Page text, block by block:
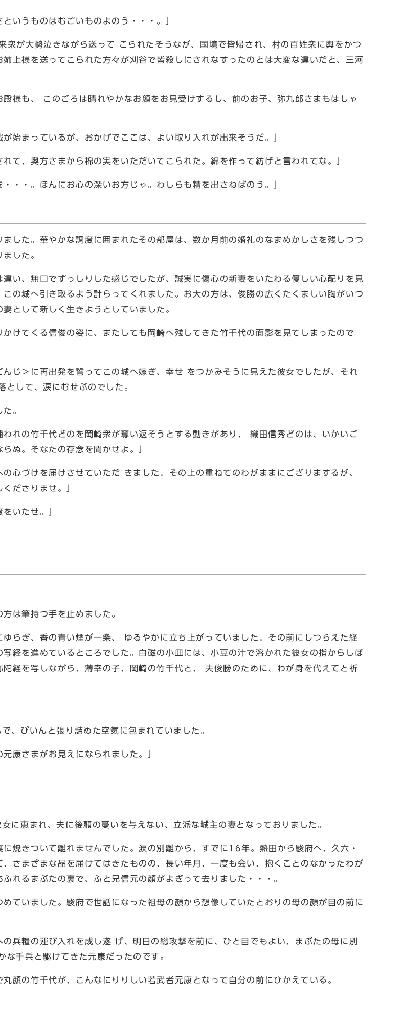
いうものはむごいものよのう・・・。」
衆が大勢泣きながら送って こられたそうなが、国境で皆帰され、村の百姓衆に輿をかつ
上様を送ってこられた方々が刈谷で皆殺しにされなすったのとは大変な違いだと、三河
様も、 このごろは晴れやかなお顔をお見受けするし、前のお子、弥九郎さまもはしゃ
始まっているが、おかげでここは、よい取り入れが出来そうだ。」
て、奥方さまから棉の実をいただいてこられた。綿を作って紡げと言われてな。」
・・。ほんにお心の深いお方じゃ。わしらも精を出さねばのう。」
した。華やかな調度に囲まれたその部屋は、数か月前の婚礼のなまめかしさを残しつつ
した。
い、無口でずっしりした感じでしたが、誠実に傷心の新妻をいたわる優しい心配りを見
の城へ引き取るよう計らってくれました。お大の方は、俊勝の広くたくましい胸がいつ
として新しく生きようとしていました。
けてくる信俊の姿に、またしても岡崎へ残してきた竹千代の面影を見てしまったので
じ＞に再出発を誓ってこの城へ嫁ぎ、幸せ をつかみそうに見えた彼女でしたが、それ
して、涙にむせぶのでした。
。
れの竹千代どのを岡崎衆が奪い返そうとする動きがあり、 織田信秀どのは、いかいご
ぬ。そなたの存念を聞かせよ。」
心づけを届けさせていただ きました。その上の重ねてのわがままにござりまするが、
ださりませ。」
いたせ。」
は筆持つ手を止めました。
らぎ、香の青い煙が一条、 ゆるやかに立ち上がっていました。その前にしつらえた経
経を進めているところでした。白磁の小皿には、小豆の汁で溶かれた彼女の指からしぼ
経を写しながら、薄幸の子、岡崎の竹千代と、 夫俊勝のために、わが身を代えてと祈
、ぴいんと張り詰めた空気に包まれていました。
康さまがお見えになられました。」
恵まれ、夫に後顧の憂いを与えない、立派な城主の妻となっておりました。
焼きついて離れませんでした。涙の別離から、すでに16年。熱田から駿府へ、久六・
さまざまな品を届けてはきたものの、長い年月、一度も会い、抱くことのなかったわが
れるまぶたの裏で、ふと兄信元の顔がよぎって去りました・・・。
ていました。駿府で世話になった祖母の顔から想像していたとおりの母の顔が目の前に
兵糧の運び入れを成し遂 げ、明日の総攻撃を前に、ひと目でもよい、まぶたの母に別
手兵と駆けてきた元康だったのです。
顔の竹千代が、こんなにりりしい若武者元康となって自分の前にひかえている。